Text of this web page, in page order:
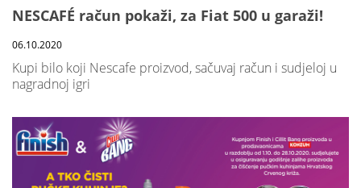
NESCAFÉ račun pokaži, za Fiat 500 u garaži!
06.10.2020
Kupi bilo koji Nescafe proizvod, sačuvaj račun i sudjeloj u
nagradnoj igri